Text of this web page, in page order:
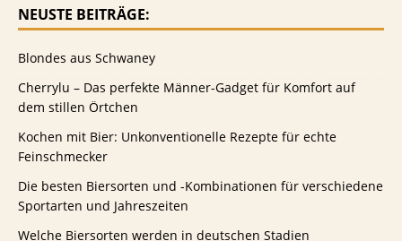
NEUSTE BEITRÄGE:
Blondes aus Schwaney
Cherrylu – Das perfekte Männer-Gadget für Komfort auf
dem stillen Örtchen
Kochen mit Bier: Unkonventionelle Rezepte für echte
Feinschmecker
Die besten Biersorten und -Kombinationen für verschiedene
Sportarten und Jahreszeiten
Welche Biersorten werden in deutschen Stadien